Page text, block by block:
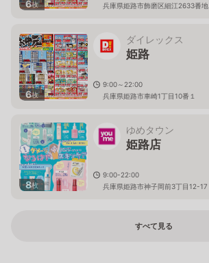
6枚
兵庫県姫路市飾磨区細江2633番地
6枚
ダイレックス
姫路
9:00～22:00
兵庫県姫路市車崎1丁目10番１
8枚
ゆめタウン
姫路店
9:00-22:00
兵庫県姫路市神子岡前3丁目12-17
すべて見る